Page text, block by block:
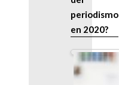
periodismo
en 2020?